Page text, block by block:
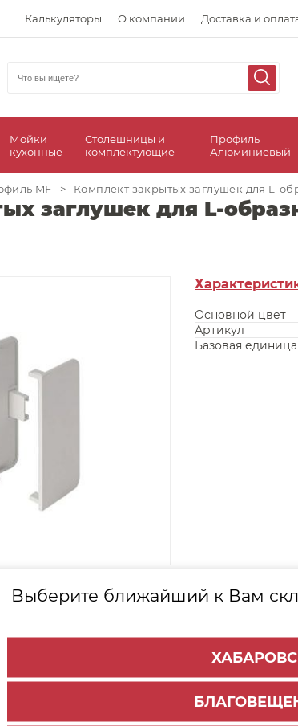
Калькуляторы О компании Доставка и
Мойки
кухонные
Столешницы и
комплектующие
Профиль
Алюминиевый
Выберите ближайший к Вам
MF > Комплект закрытых заглушек для L-
заглушек для L-
Основной цвет
Артикул
Базовая единица
ТОВАРЫ
арт. 38933 арт. 34657